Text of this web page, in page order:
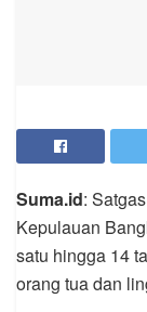
Suma.id:
Kepulauan
satu hingga 14
orang tua dan